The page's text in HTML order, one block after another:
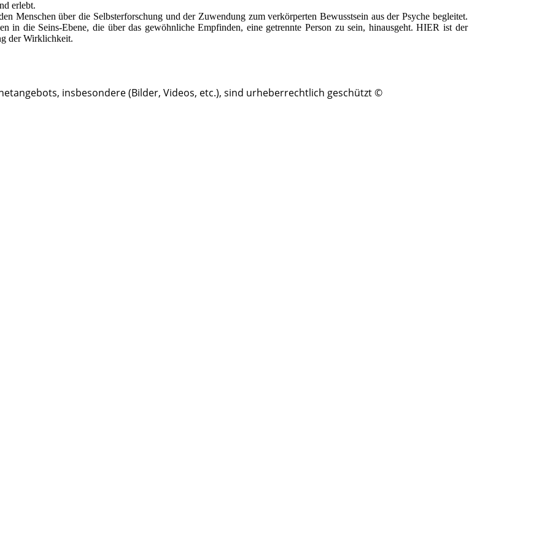
erlebt.
Menschen über die Selbsterforschung und der Zuwendung zum verkörperten Bewusstsein aus der Psyche begleitet.
in die Seins-Ebene, die über das gewöhnliche Empfinden, eine getrennte Person zu sein, hinausgeht. HIER ist der
der Wirklichkeit.
insbesondere (Bilder, Videos, etc.), sind urheberrechtlich geschützt ©